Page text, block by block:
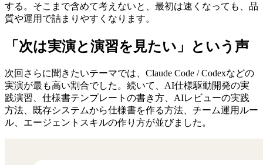
する。そこまで含めて考えないと、最初は速くなっても、品
質や運用で詰まりやすくなります。
「次は実演と演習を見たい」という声
次回さらに聞きたいテーマでは、Claude Code / Codexなどの
実演が最も高い割合でした。続いて、AI仕様駆動開発の実
践演習、仕様書テンプレートの書き方、AIレビューの実践
方法、既存システムから仕様書を作る方法、チーム運用ルー
ル、エージェントスキルの作り方が並びました。